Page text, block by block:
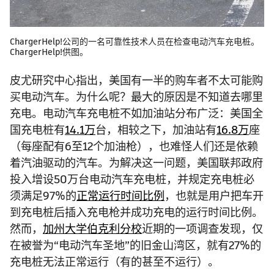
ChargerHelp!公司的一名可靠性技术人员在检查电动汽车充电桩。
ChargerHelp!供图。
皮尤研究中心指出，美国有一半的购车者不太可能购
买电动汽车。为什么呢？最大的原因是不知道去哪里
充电。电动汽车充电桩不如加油站分布广泛：美国全
国充电桩有14.1万台，相较之下，加油站有16.8万座
（每座配有6至12个加油枪），也难怪人们还是依赖
着汽油驱动的汽车。为解决这一问题，美国联邦政府
投入增设50万台电动汽车充电桩，并规定充电桩必
须满足97%的正常运行时间比例，也就是用户把车开
到充电桩后插入充电枪并成功充电的运行时间比例。
然而， 加州大学伯克利分校近期的一项调查发现，仅
在被誉为“电动汽车圣地”的旧金山湾区，就有27%的
充电桩无法正常运行（有的甚至不运行）。